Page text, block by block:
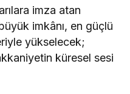
imza atan
imkânı, en güçlü
yükselecek;
küresel sesi